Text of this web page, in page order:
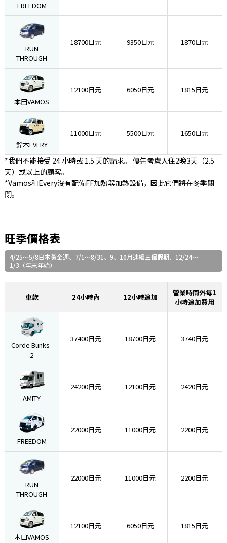
FREEDOM
RUN
THROUGH
18700日元 9350日元 1870日元
本田VAMOS
12100日元 6050日元 1815日元
鈴木EVERY
11000日元 5500日元 1650日元
*我們不能接受 24 小時或 1.5 天的請求。 優先考慮入住2晚3天（2.5
天）或以上的顧客。
*Vamos和Every沒有配備FF加熱器加熱設備，因此它們將在冬季關
閉。
旺季價格表
4/25～5/8日本黃金週、7/1～8/31、9、10月連續三個假期、12/24～
1/3（年末年始）
車款 24小時內 12小時追加
營業時間外每1
小時追加費用
Corde Bunks-
2
37400日元 18700日元 3740日元
AMITY
24200日元 12100日元 2420日元
FREEDOM
22000日元 11000日元 2200日元
RUN
THROUGH
22000日元 11000日元 2200日元
本田VAMOS
12100日元 6050日元 1815日元